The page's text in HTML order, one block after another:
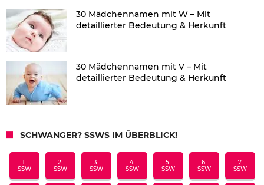
30 Mädchennamen mit W – Mit
detaillierter Bedeutung & Herkunft
30 Mädchennamen mit V – Mit
detaillierter Bedeutung & Herkunft
SCHWANGER? SSWS IM ÜBERBLICK!
1.
SSW
2.
SSW
3.
SSW
4.
SSW
5.
SSW
6.
SSW
7.
SSW